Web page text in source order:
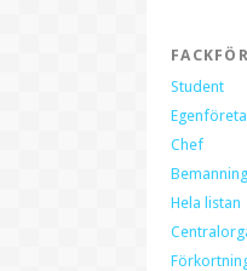
Student
Chef
Hela listan